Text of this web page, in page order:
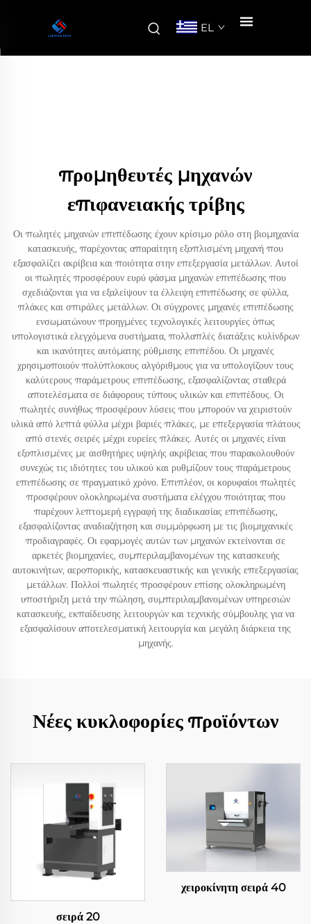
EL
προμηθευτές μηχανών
επιφανειακής τρίβης
Οι πωλητές μηχανών επιπέδωσης έχουν κρίσιμο ρόλο στη βιομηχανία
κατασκευής, παρέχοντας απαραίτητη εξοπλισμένη μηχανή που
εξασφαλίζει ακρίβεια και ποιότητα στην επεξεργασία μετάλλων. Αυτοί
οι πωλητές προσφέρουν ευρύ φάσμα μηχανών επιπέδωσης που
σχεδιάζονται για να εξαλείψουν τα έλλειψη επιπέδωσης σε φύλλα,
πλάκες και σπιράλες μετάλλων. Οι σύγχρονες μηχανές επιπέδωσης
ενσωματώνουν προηγμένες τεχνολογικές λειτουργίες όπως
υπολογιστικά ελεγχόμενα συστήματα, πολλαπλές διατάξεις κυλίνδρων
και ικανότητες αυτόματης ρύθμισης επιπέδου. Οι μηχανές
χρησιμοποιούν πολύπλοκους αλγόριθμους για να υπολογίζουν τους
καλύτερους παράμετρους επιπέδωσης, εξασφαλίζοντας σταθερά
αποτελέσματα σε διάφορους τύπους υλικών και επιπέδους. Οι
πωλητές συνήθως προσφέρουν λύσεις που μπορούν να χειριστούν
υλικά από λεπτά φύλλα μέχρι βαριές πλάκες, με επεξεργασία πλάτους
από στενές σειρές μέχρι ευρείες πλάκες. Αυτές οι μηχανές είναι
εξοπλισμένες με αισθητήρες υψηλής ακρίβειας που παρακολουθούν
συνεχώς τις ιδιότητες του υλικού και ρυθμίζουν τους παράμετρους
επιπέδωσης σε πραγματικό χρόνο. Επιπλέον, οι κορυφαίοι πωλητές
προσφέρουν ολοκληρωμένα συστήματα ελέγχου ποιότητας που
παρέχουν λεπτομερή εγγραφή της διαδικασίας επιπέδωσης,
εξασφαλίζοντας αναδιαζήτηση και συμμόρφωση με τις βιομηχανικές
προδιαγραφές. Οι εφαρμογές αυτών των μηχανών εκτείνονται σε
αρκετές βιομηχανίες, συμπεριλαμβανομένων της κατασκευής
αυτοκινήτων, αεροπορικής, κατασκευαστικής και γενικής επεξεργασίας
μετάλλων. Πολλοί πωλητές προσφέρουν επίσης ολοκληρωμένη
υποστήριξη μετά την πώληση, συμπεριλαμβανομένων υπηρεσιών
κατασκευής, εκπαίδευσης λειτουργών και τεχνικής σύμβουλης για να
εξασφαλίσουν αποτελεσματική λειτουργία και μεγάλη διάρκεια της
μηχανής.
Νέες κυκλοφορίες προϊόντων
σειρά 20
χειροκίνητη σειρά 40